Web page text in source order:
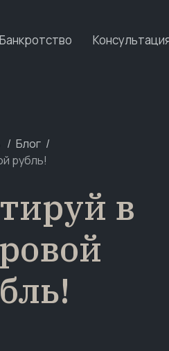
Банкротство
Блог
рубль!
в